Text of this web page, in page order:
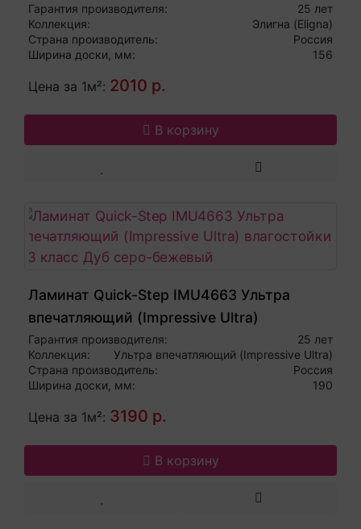
НАТУРАЛЬНЫЙ ПРОМАСЛЕННЫЙ
Гарантия производителя:
25 лет
Коллекция:
Элигна (Eligna)
Страна производитель:
Россия
Ширина доски, мм:
156
Цена за 1м²: 2010 р.
В корзину
Ламинат Quick-Step IMU4663 Ультра
впечатляющий (Impressive Ultra)
влагостойкий 33 класс Дуб серо-
бежевый
Гарантия производителя:
25 лет
Коллекция:
Ультра впечатляющий (Impressive Ultra)
Страна производитель:
Россия
Ширина доски, мм:
190
Цена за 1м²: 3190 р.
В корзину